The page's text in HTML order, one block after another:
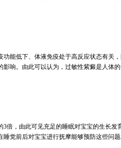
能低下、体液免疫处于高反应状态有关
响。由此可以认为，过敏性紫癜是人体的
倍，由此可见充足的睡眠对宝宝的生长发
觉前后对宝宝进行抚摩能够预防这些问